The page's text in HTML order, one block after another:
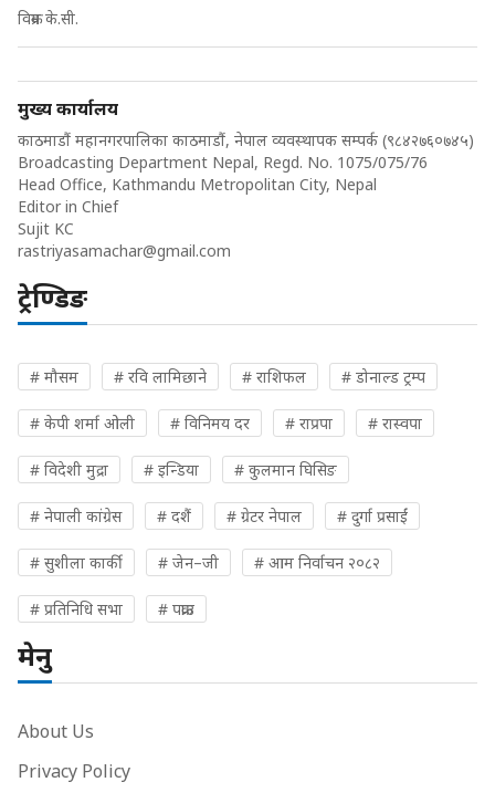
विक्रम के.सी.
मुख्य कार्यालय
काठमाडौं महानगरपालिका काठमाडौं, नेपाल व्यवस्थापक सम्पर्क (९८४२७६०७४५)
Broadcasting Department Nepal, Regd. No. 1075/075/76
Head Office, Kathmandu Metropolitan City, Nepal
Editor in Chief
Sujit KC
rastriyasamachar@gmail.com
ट्रेण्डिङ
# मौसम # रवि लामिछाने # राशिफल # डोनाल्ड ट्रम्प
# केपी शर्मा ओली # विनिमय दर # राप्रपा # रास्वपा
# विदेशी मुद्रा # इन्डिया # कुलमान घिसिङ
# नेपाली कांग्रेस # दशैं # ग्रेटर नेपाल # दुर्गा प्रसाईं
# सुशीला कार्की # जेन–जी # आम निर्वाचन २०८२
# प्रतिनिधि सभा # पक्राउ
मेनु
About Us
Privacy Policy